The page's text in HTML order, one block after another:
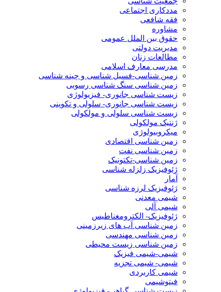
مددکاری اجتماعی
فقه شافعی
مشاوره
حقوق بین الملل عمومی
مدیریت دولتی
مطالعات زنان
مدرسی معارف اسلامی
زمین شناسی-فسیل شناسی و چینه شناسی
زمین شناسی سنگ شناسی رسوبی
زیست شناسی جانوری- فیزیولوژی
زیست شناسی جانوری- سلولی و تکوینی
زیست شناسی سلولی و مولکولی
ژنتیک مولکولی
میکروبیولوژی
زمین شناسی اقتصادی
زمین شناسی نفت
زمین شناسی-تکتونیک
ژئوفیزیک زلزله شناسی
آمار
ژئوفیزیک لرزه شناسی
شیمی معدنی
شیمی آلی
ژئوفیزیک- الکترومغناطیس
زمین شناسی آب های زیرزمینی
زمین شناسی مهندسی
زمین شناسی زیست محیطی
شیمی-شیمی فیزیک
شیمی- شیمی تجزیه
شیمی کاربردی
فیتوشیمی